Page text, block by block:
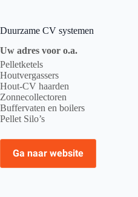
Duurzame CV systemen
Uw adres voor o.a.
Pelletketels
Houtvergassers
Hout-CV haarden
Zonnecollectoren
Buffervaten en boilers
Pellet Silo’s
Ga naar website